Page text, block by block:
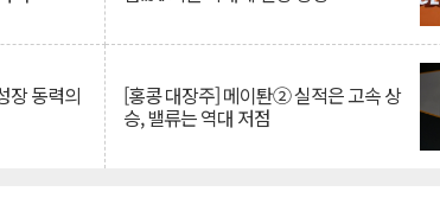
장 동력의 [홍콩 대장주] 메이퇀② 실적은 고속 상
승, 밸류는 역대 저점